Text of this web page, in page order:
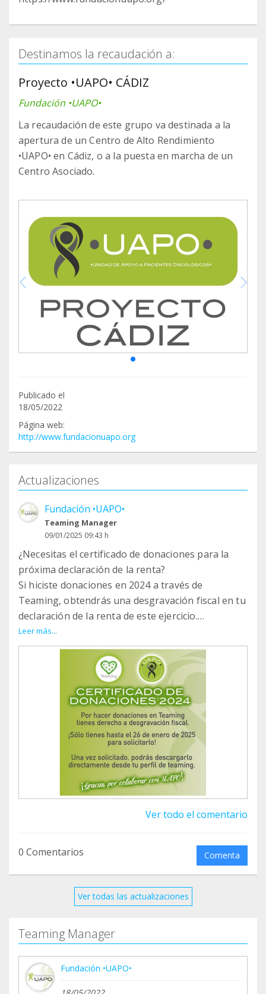
Destinamos la recaudación a:
Proyecto •UAPO• CÁDIZ
Fundación •UAPO•
La recaudación de este grupo va destinada a la
apertura de un Centro de Alto Rendimiento
•UAPO• en Cádiz, o a la puesta en marcha de un
Centro Asociado.
Publicado el
18/05/2022
Página web:
http://www.fundacionuapo.org
Actualizaciones
Fundación •UAPO•
Teaming Manager
09/01/2025 09:43 h
¿Necesitas el certificado de donaciones para la
próxima declaración de la renta?
Si hiciste donaciones en 2024 a través de
Teaming, obtendrás una desgravación fiscal en tu
declaración de la renta de este ejercicio.
Entra en
https://www.teaming.net/user/edit/certificate con
el email y la contraseña que pusiste al registrarte
en Teaming y rellena tus datos para el certificado.
Si no la recuerdas, la puedes restablecer aquí:
https://www.teaming.net/rememberPassword?
execution=e2s1
Una vez dentro de tu perfil, tienes que dar en las 3
líneas de arriba a la derecha y bajar a “Certificado
de donaciones”, rellenar los datos si no lo has
hecho antes y solicitarlo, o descargarlo si ya
A partir del 1 de enero y hasta el 26 podrás
descargarlo desde la web, y te llegará además un
email para que no lo olvides.
escribe por whatsapp al 744476047
¡Gracias por colaborar con nosotros!
Leer más...
Ver todo el comentario
0 Comentarios Comenta
Ver todas las actualizaciones
Teaming Manager
Fundación •UAPO•